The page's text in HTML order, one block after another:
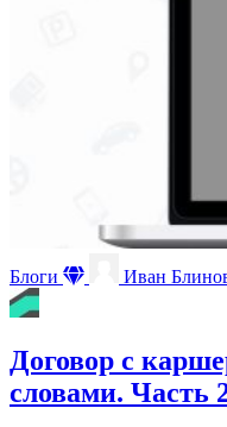
Блоги Иван
Договор с
словами. Часть